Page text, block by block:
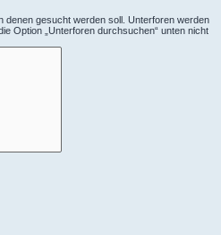
denen gesucht werden soll. Unterforen werden
Option „Unterforen durchsuchen“ unten nicht